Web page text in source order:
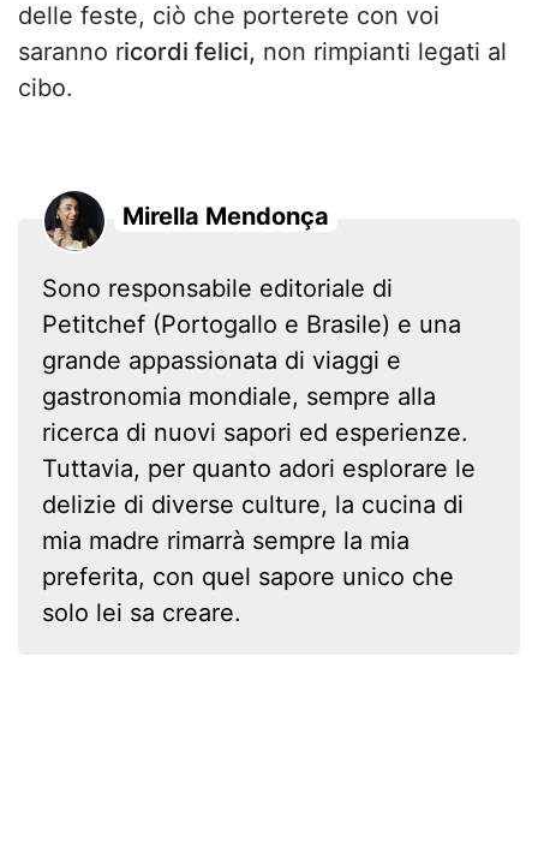
delle feste, ciò che porterete con voi
saranno ricordi felici, non rimpianti legati al
cibo.
Mirella Mendonça
Sono responsabile editoriale di
Petitchef (Portogallo e Brasile) e una
grande appassionata di viaggi e
gastronomia mondiale, sempre alla
ricerca di nuovi sapori ed esperienze.
Tuttavia, per quanto adori esplorare le
delizie di diverse culture, la cucina di
mia madre rimarrà sempre la mia
preferita, con quel sapore unico che
solo lei sa creare.